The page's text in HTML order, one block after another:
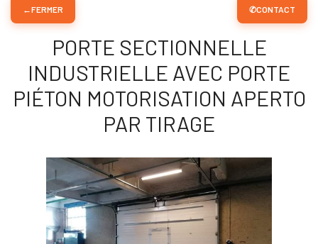
←FERMER
PORTE SECTIONNELLE
INDUSTRIELLE AVEC PORTE
PIÉTON MOTORISATION APERTO
PAR TIRAGE
✆CONTACT